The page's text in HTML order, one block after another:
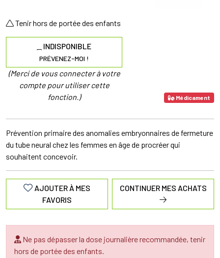
Tenir hors de portée des enfants
INDISPONIBLE
PRÉVENEZ-MOI !
(Merci de vous connecter à votre
compte pour utiliser cette
fonction.)
Médicament
Prévention primaire des anomalies embryonnaires de fermeture
du tube neural chez les femmes en âge de procréer qui
souhaitent concevoir.
AJOUTER À MES
FAVORIS
CONTINUER MES ACHATS
Ne pas dépasser la dose journalière recommandée, tenir
hors de portée des enfants.